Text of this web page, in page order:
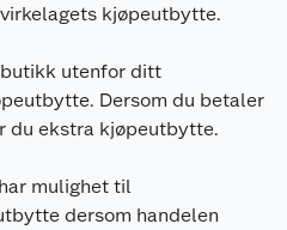
kjøpeutbytte.
utenfor ditt
Dersom du betaler
du ekstra kjøpeutbytte.
mulighet til
dersom handelen